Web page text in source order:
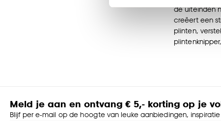
Klik op ‘Ja, alles
noodzakelijke cookies te
accepteren door op
de uiteinden
creëert een
plinten,
Meld je aan en ontvang € 5,- korting op je
Blijf per e-mail op de hoogte van leuke aanbiedingen,